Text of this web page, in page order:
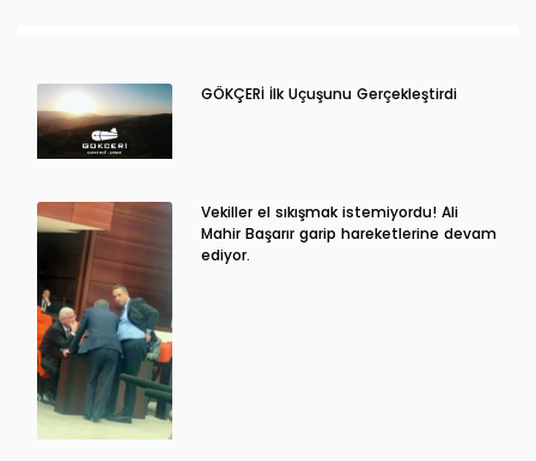
GÖKÇERİ İlk Uçuşunu Gerçekleştirdi
Vekiller el sıkışmak istemiyordu! Ali
Mahir Başarır garip hareketlerine devam
ediyor.